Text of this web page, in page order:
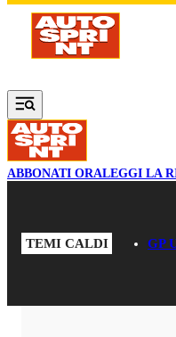
Vai al contenuto principale
ABBONATI ORALEGGI LA
TEMI CALDI GP